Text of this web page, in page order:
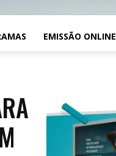
EMISSÃO ONLINE